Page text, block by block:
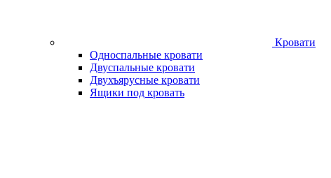
Кровати
Односпальные кровати
Двуспальные кровати
Двухъярусные кровати
Ящики под кровать